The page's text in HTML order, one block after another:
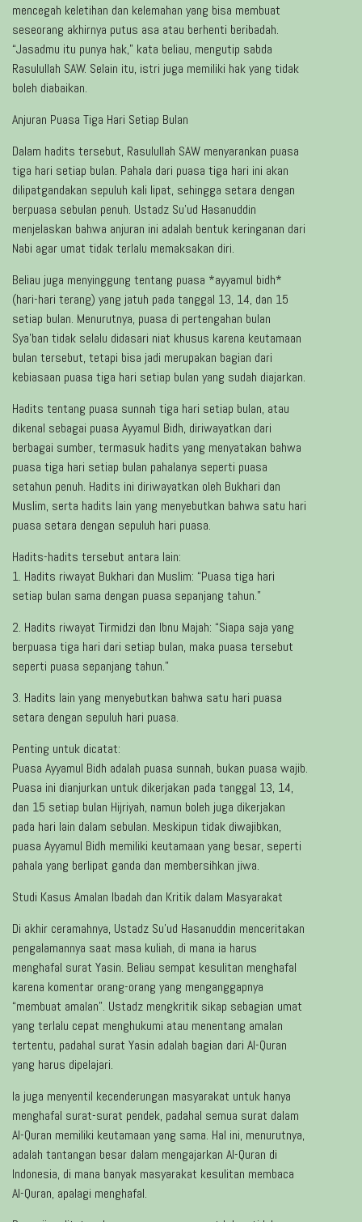
mencegah keletihan dan kelemahan yang bisa membuat
seseorang akhirnya putus asa atau berhenti beribadah.
“Jasadmu itu punya hak,” kata beliau, mengutip sabda
Rasulullah SAW. Selain itu, istri juga memiliki hak yang tidak
boleh diabaikan.
Anjuran Puasa Tiga Hari Setiap Bulan
Dalam hadits tersebut, Rasulullah SAW menyarankan puasa
tiga hari setiap bulan. Pahala dari puasa tiga hari ini akan
dilipatgandakan sepuluh kali lipat, sehingga setara dengan
berpuasa sebulan penuh. Ustadz Su’ud Hasanuddin
menjelaskan bahwa anjuran ini adalah bentuk keringanan dari
Nabi agar umat tidak terlalu memaksakan diri.
Beliau juga menyinggung tentang puasa *ayyamul bidh*
(hari-hari terang) yang jatuh pada tanggal 13, 14, dan 15
setiap bulan. Menurutnya, puasa di pertengahan bulan
Sya’ban tidak selalu didasari niat khusus karena keutamaan
bulan tersebut, tetapi bisa jadi merupakan bagian dari
kebiasaan puasa tiga hari setiap bulan yang sudah diajarkan.
Hadits tentang puasa sunnah tiga hari setiap bulan, atau
dikenal sebagai puasa Ayyamul Bidh, diriwayatkan dari
berbagai sumber, termasuk hadits yang menyatakan bahwa
puasa tiga hari setiap bulan pahalanya seperti puasa
setahun penuh. Hadits ini diriwayatkan oleh Bukhari dan
Muslim, serta hadits lain yang menyebutkan bahwa satu hari
puasa setara dengan sepuluh hari puasa.
Hadits-hadits tersebut antara lain:
1. Hadits riwayat Bukhari dan Muslim: “Puasa tiga hari
setiap bulan sama dengan puasa sepanjang tahun.”
2. Hadits riwayat Tirmidzi dan Ibnu Majah: “Siapa saja yang
berpuasa tiga hari dari setiap bulan, maka puasa tersebut
seperti puasa sepanjang tahun.”
3. Hadits lain yang menyebutkan bahwa satu hari puasa
setara dengan sepuluh hari puasa.
Penting untuk dicatat:
Puasa Ayyamul Bidh adalah puasa sunnah, bukan puasa wajib.
Puasa ini dianjurkan untuk dikerjakan pada tanggal 13, 14,
dan 15 setiap bulan Hijriyah, namun boleh juga dikerjakan
pada hari lain dalam sebulan. Meskipun tidak diwajibkan,
puasa Ayyamul Bidh memiliki keutamaan yang besar, seperti
pahala yang berlipat ganda dan membersihkan jiwa.
Studi Kasus Amalan Ibadah dan Kritik dalam Masyarakat
Di akhir ceramahnya, Ustadz Su’ud Hasanuddin menceritakan
pengalamannya saat masa kuliah, di mana ia harus
menghafal surat Yasin. Beliau sempat kesulitan menghafal
karena komentar orang-orang yang menganggapnya
“membuat amalan”. Ustadz mengkritik sikap sebagian umat
yang terlalu cepat menghukumi atau menentang amalan
tertentu, padahal surat Yasin adalah bagian dari Al-Quran
yang harus dipelajari.
Ia juga menyentil kecenderungan masyarakat untuk hanya
menghafal surat-surat pendek, padahal semua surat dalam
Al-Quran memiliki keutamaan yang sama. Hal ini, menurutnya,
adalah tantangan besar dalam mengajarkan Al-Quran di
Indonesia, di mana banyak masyarakat kesulitan membaca
Al-Quran, apalagi menghafal.